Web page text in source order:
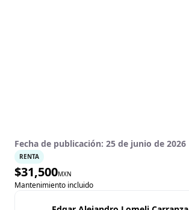
Fecha de publicación: 25 de junio de 2026
RENTA
$31,500MXN
Mantenimiento incluido